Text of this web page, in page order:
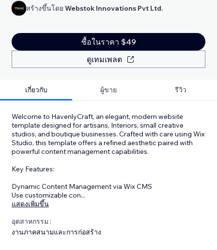
สร้างขึ้นโดย Webstok Innovations Pvt Ltd.
ซื้อในราคา $49
ดูเทมเพลต
เกี่ยวกับ ผู้ขาย รีวิว
Welcome to HavenlyCraft, an elegant, modern website
template designed for artisans, Interiors, small creative
studios, and boutique businesses. Crafted with care using Wix
Studio, this template offers a refined aesthetic paired with
powerful content management capabilities.
Key Features:
Dynamic Content Management via Wix CMS
Use customizable con...
แสดงเพิ่มขึ้น
อุตสาหกรรม :
งานภาคสนามและการก่อสร้าง